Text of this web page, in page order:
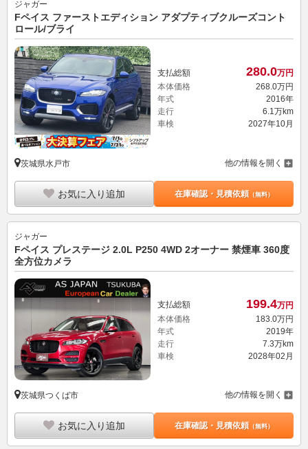
ジャガー
Fペイス ファーストエディション アダプティブクルーズコント
ロール/ブライ
支払総額 280.0万円
本体価格
268.0万円
年式
2016年
走行
6.1万km
車検
2027年10月
茨城県水戸市 他の情報を開く
お気に入り追加 在庫確認・見積依頼（無料）
ジャガー
Fペイス プレステージ 2.0L P250 4WD 2オーナー 禁煙車 360度
全方位カメラ
支払総額 199.4万円
本体価格
183. 0万円
年式
2019年
走行
7.3万km
車検
2028年02月
茨城県つくば市 他の情報を開く
お気に入り追加 在庫確認・見積依頼（無料）